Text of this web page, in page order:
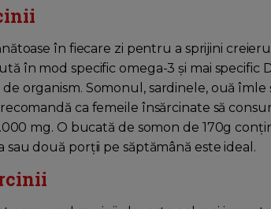
în fiecare zi pentru a sprijini
în mod specific omega-3 și mai specific
organism. Somonul, sardinele, ouă
ca femeile însărcinate să
mg. O bucată de somon de 170g
sau două porții pe săptămână este ideal.